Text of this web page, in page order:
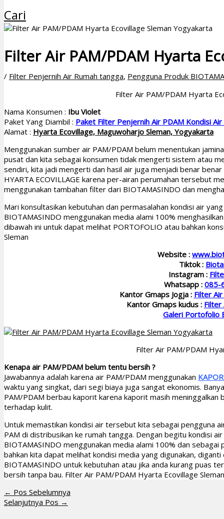
Cari
Filter Air PAM/PDAM Hyarta
/ Filter Penjernih Air Rumah tangga, Pengguna Produk BIOTAMA
Filter Air PAM/PDAM Hyarta
Nama Konsumen : Ibu Violet
Paket Yang Diambil : Paket Filter Penjernih Air PDAM Kondisi
Alamat : Hyarta Ecovillage, Maguwoharjo Sleman, Yogyakarta
Menggunakan sumber air PAM/PDAM belum menentukan
pusat dan kita sebagai konsumen tidak mengerti sistem atau
sendiri, kita jadi mengerti dan hasil air juga menjadi benar
HYARTA ECOVILLAGE karena per-airan perumahan tersebut
menggunakan tambahan filter dari BIOTAMASINDO dan
Mari konsultasikan kebutuhan dan permasalahan kondisi air
BIOTAMASINDO menggunakan media alami 100%
dibawah ini untuk dapat melihat PORTOFOLIO atau bahkan
Sleman
Website :
Tiktok :
Instagram :
Whatsapp : 085-
Kantor Gmaps Jogja : Filter
Kantor Gmaps kudus : Filter
Galeri Portofolio
Filter Air PAM/PDAM
Kenapa air PAM/PDAM belum tentu bersih ?
Jawabannya adalah karena air PAM/PDAM menggunakan
waktu yang singkat, dari segi biaya juga sangat ekonomis.
PAM/PDAM berbau kaporit karena kaporit masih
terhadap kulit.
Untuk memastikan kondisi air tersebut kita sebagai pengguna
PAM di distribusikan ke rumah tangga. Dengan begitu kondisi
BIOTAMASINDO menggunakan media alami 100% dan
bahkan kita dapat melihat kondisi media yang digunakan,
BIOTAMASINDO untuk kebutuhan atau jika anda kurang puas
bersih tanpa bau. Filter Air PAM/PDAM Hyarta Ecovillage Sleman
← Pos Sebelumnya
Selanjutnya Pos →